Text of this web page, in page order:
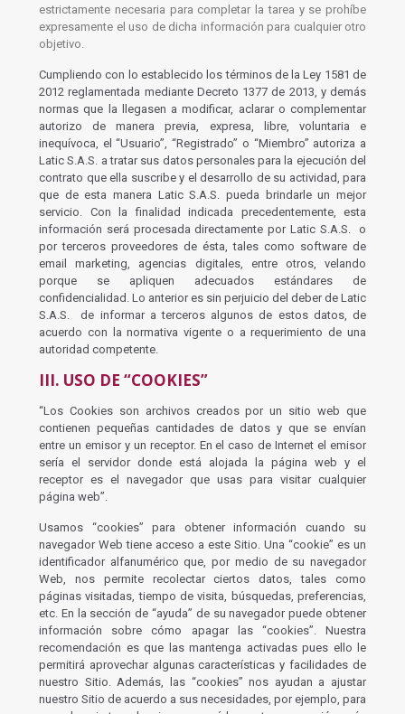
estrictamente necesaria para completar la tarea y se prohíbe
expresamente el uso de dicha información para cualquier otro
objetivo.
Cumpliendo con lo establecido los términos de la Ley 1581 de
2012 reglamentada mediante Decreto 1377 de 2013, y demás
normas que la llegasen a modificar, aclarar o complementar
autorizo de manera previa, expresa, libre, voluntaria e
inequívoca, el “Usuario”, “Registrado” o “Miembro” autoriza a
Latic S.A.S. a tratar sus datos personales para la ejecución del
contrato que ella suscribe y el desarrollo de su actividad, para
que de esta manera Latic S.A.S. pueda brindarle un mejor
servicio. Con la finalidad indicada precedentemente, esta
información será procesada directamente por Latic S.A.S. o
por terceros proveedores de ésta, tales como software de
email marketing, agencias digitales, entre otros, velando
porque se apliquen adecuados estándares de
confidencialidad. Lo anterior es sin perjuicio del deber de Latic
S.A.S. de informar a terceros algunos de estos datos, de
acuerdo con la normativa vigente o a requerimiento de una
autoridad competente.
III. USO DE “COOKIES”
“Los Cookies son archivos creados por un sitio web que
contienen pequeñas cantidades de datos y que se envían
entre un emisor y un receptor. En el caso de Internet el emisor
sería el servidor donde está alojada la página web y el
receptor es el navegador que usas para visitar cualquier
página web”.
Usamos “cookies” para obtener información cuando su
navegador Web tiene acceso a este Sitio. Una “cookie” es un
identificador alfanumérico que, por medio de su navegador
Web, nos permite recolectar ciertos datos, tales como
páginas visitadas, tiempo de visita, búsquedas, preferencias,
etc. En la sección de “ayuda” de su navegador puede obtener
información sobre cómo apagar las “cookies”. Nuestra
recomendación es que las mantenga activadas pues ello le
permitirá aprovechar algunas características y facilidades de
nuestro Sitio. Además, las “cookies” nos ayudan a ajustar
nuestro Sitio de acuerdo a sus necesidades, por ejemplo, para